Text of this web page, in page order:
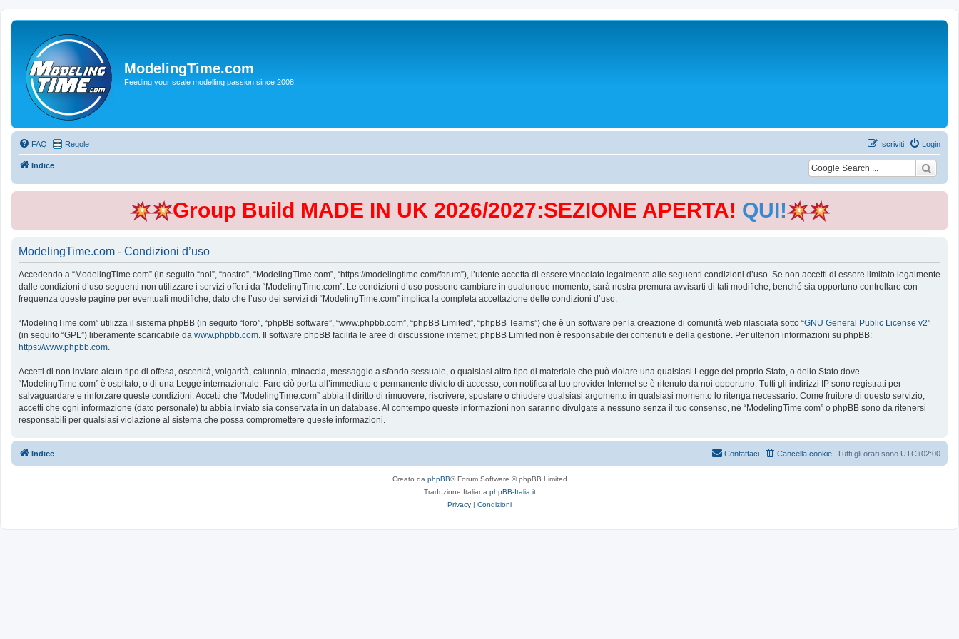
ModelingTime.com
Feeding your scale modelling passion since 2008!
FAQ Regole Login
Iscriviti
Indice
Group Build MADE IN UK 2026/2027:SEZIONE APERTA! QUI!
ModelingTime.com - Condizioni d’uso
Accedendo a “ModelingTime.com” (in seguito “noi”, “nostro”, “ModelingTime.com”, “https://modelingtime.com/forum”), l’utente accetta di essere vincolato legalmente alle seguenti condizioni d’uso. Se non accetti di essere limitato legalmente
dalle condizioni d’uso seguenti non utilizzare i servizi offerti da “ModelingTime.com”. Le condizioni d’uso possono cambiare in qualunque momento, sarà nostra premura avvisarti di tali modifiche, benché sia opportuno controllare con
frequenza queste pagine per eventuali modifiche, dato che l’uso dei servizi di “ModelingTime.com” implica la completa accettazione delle condizioni d’uso.
“ModelingTime.com” utilizza il sistema phpBB (in seguito “loro”, “phpBB software”, “www.phpbb.com”, “phpBB Limited”, “phpBB Teams”) che è un software per la creazione di comunità web rilasciata sotto “GNU General Public License v2”
(in seguito “GPL”) liberamente scaricabile da www.phpbb.com. Il software phpBB facilita le aree di discussione internet; phpBB Limited non è responsabile dei contenuti e della gestione. Per ulteriori informazioni su phpBB:
https://www.phpbb.com.
Accetti di non inviare alcun tipo di offesa, oscenità, volgarità, calunnia, minaccia, messaggio a sfondo sessuale, o qualsiasi altro tipo di materiale che può violare una qualsiasi Legge del proprio Stato, o dello Stato dove
“ModelingTime.com” è ospitato, o di una Legge internazionale. Fare ciò porta all’immediato e permanente divieto di accesso, con notifica al tuo provider Internet se è ritenuto da noi opportuno. Tutti gli indirizzi IP sono registrati per
salvaguardare e rinforzare queste condizioni. Accetti che “ModelingTime.com” abbia il diritto di rimuovere, riscrivere, spostare o chiudere qualsiasi argomento in qualsiasi momento lo ritenga necessario. Come fruitore di questo servizio,
accetti che ogni informazione (dato personale) tu abbia inviato sia conservata in un database. Al contempo queste informazioni non saranno divulgate a nessuno senza il tuo consenso, né “ModelingTime.com” o phpBB sono da ritenersi
responsabili per qualsiasi violazione al sistema che possa compromettere queste informazioni.
Indice Tutti gli orari sono UTC+02:00
Cancella cookie
Contattaci
Creato da phpBB® Forum Software © phpBB Limited
Traduzione Italiana phpBB-Italia.it
Privacy | Condizioni